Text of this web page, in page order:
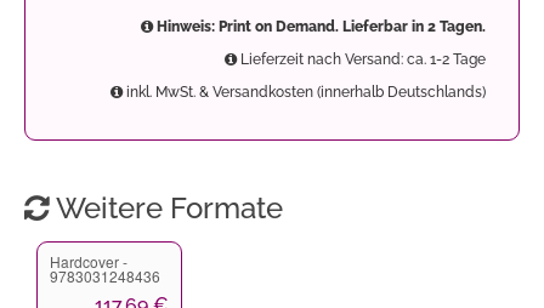
Hinweis: Print on Demand. Lieferbar in 2 Tagen.
Lieferzeit nach Versand: ca. 1-2 Tage
inkl. MwSt. & Versandkosten (innerhalb Deutschlands)
Weitere Formate
Hardcover -
9783031248436